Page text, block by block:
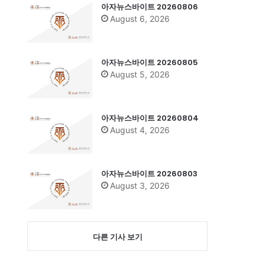
아자뉴스바이트 20260806
August 6, 2026
아자뉴스바이트 20260805
August 5, 2026
아자뉴스바이트 20260804
August 4, 2026
아자뉴스바이트 20260803
August 3, 2026
다른 기사 보기